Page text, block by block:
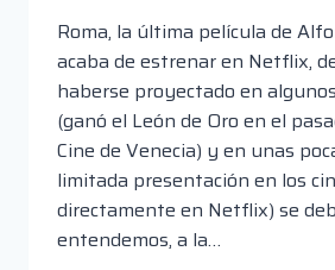
Roma, la última película de
acaba de estrenar en Netflix,
haberse proyectado en
(ganó el León de Oro en el
Cine de Venecia) y en unas
limitada presentación en los
directamente en Netflix) se
entendemos, a la…